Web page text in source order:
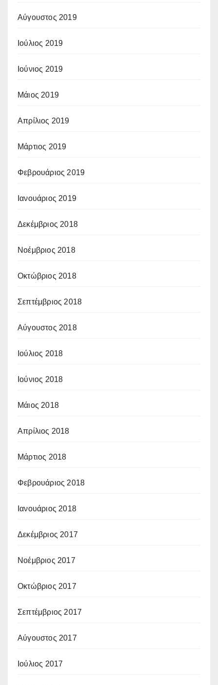
Αύγουστος 2019
Ιούλιος 2019
Ιούνιος 2019
Μάιος 2019
Απρίλιος 2019
Μάρτιος 2019
Φεβρουάριος 2019
Ιανουάριος 2019
Δεκέμβριος 2018
Νοέμβριος 2018
Οκτώβριος 2018
Σεπτέμβριος 2018
Αύγουστος 2018
Ιούλιος 2018
Ιούνιος 2018
Μάιος 2018
Απρίλιος 2018
Μάρτιος 2018
Φεβρουάριος 2018
Ιανουάριος 2018
Δεκέμβριος 2017
Νοέμβριος 2017
Οκτώβριος 2017
Σεπτέμβριος 2017
Αύγουστος 2017
Ιούλιος 2017